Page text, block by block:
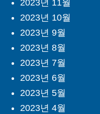
2023년 11월
2023년 10월
2023년 9월
2023년 8월
2023년 7월
2023년 6월
2023년 5월
2023년 4월